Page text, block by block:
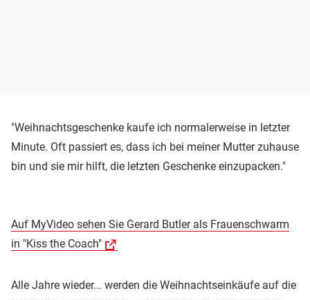
"Weihnachtsgeschenke kaufe ich normalerweise in letzter
Minute. Oft passiert es, dass ich bei meiner Mutter zuhause
bin und sie mir hilft, die letzten Geschenke einzupacken."
Auf MyVideo sehen Sie Gerard Butler als Frauenschwarm
in "Kiss the Coach"
Alle Jahre wieder... werden die Weihnachtseinkäufe auf die